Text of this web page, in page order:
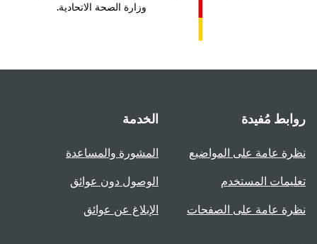
وزارة الصحة الاتحادية.
روابط مُفيدة
نظرة عامة على المواضيع
تعليمات المستخدم
نظرة عامة على الصفحات
الخدمة
المشورة والمساعدة
الوصول دون عوائق
الإبلاغ عن عوائق